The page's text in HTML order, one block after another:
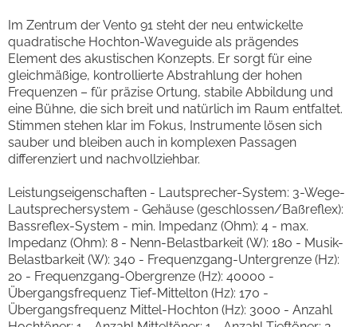
Im Zentrum der Vento 91 steht der neu entwickelte
quadratische Hochton-Waveguide als prägendes
Element des akustischen Konzepts. Er sorgt für eine
gleichmäßige, kontrollierte Abstrahlung der hohen
Frequenzen – für präzise Ortung, stabile Abbildung und
eine Bühne, die sich breit und natürlich im Raum entfaltet.
Stimmen stehen klar im Fokus, Instrumente lösen sich
sauber und bleiben auch in komplexen Passagen
differenziert und nachvollziehbar.
Leistungseigenschaften - Lautsprecher-System: 3-Wege-
Lautsprechersystem - Gehäuse (geschlossen/Baßreflex):
Bassreflex-System - min. Impedanz (Ohm): 4 - max.
Impedanz (Ohm): 8 - Nenn-Belastbarkeit (W): 180 - Musik-
Belastbarkeit (W): 340 - Frequenzgang-Untergrenze (Hz):
20 - Frequenzgang-Obergrenze (Hz): 40000 -
Übergangsfrequenz Tief-Mittelton (Hz): 170 -
Übergangsfrequenz Mittel-Hochton (Hz): 3000 - Anzahl